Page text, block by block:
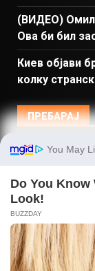
(ВИДЕО)
Ова би бил
Киев објави
колку
ПРЕБАРАЈ
Македонија